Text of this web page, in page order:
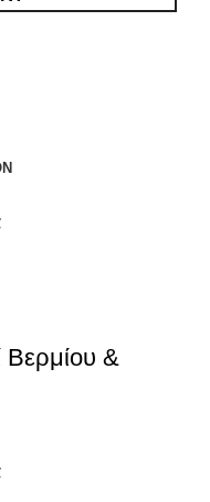
Βερμίου &